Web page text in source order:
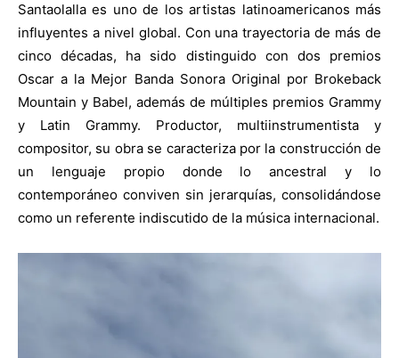
Santaolalla es uno de los artistas latinoamericanos más
influyentes a nivel global. Con una trayectoria de más de
cinco décadas, ha sido distinguido con dos premios
Oscar a la Mejor Banda Sonora Original por Brokeback
Mountain y Babel, además de múltiples premios Grammy
y Latin Grammy. Productor, multiinstrumentista y
compositor, su obra se caracteriza por la construcción de
un lenguaje propio donde lo ancestral y lo
contemporáneo conviven sin jerarquías, consolidándose
como un referente indiscutido de la música internacional.